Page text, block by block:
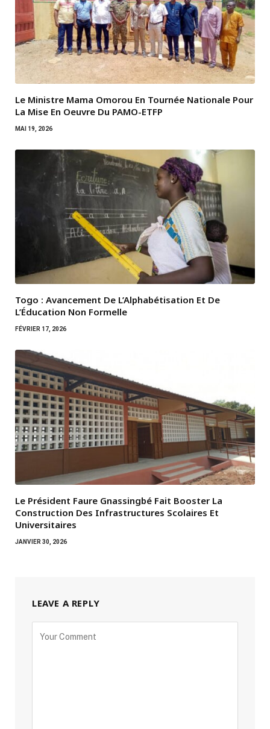
Le Ministre Mama Omorou En Tournée Nationale Pour
La Mise En Oeuvre Du PAMO-ETFP
MAI 19, 2026
Togo : Avancement De L’Alphabétisation Et De
L’Éducation Non Formelle
FÉVRIER 17, 2026
Le Président Faure Gnassingbé Fait Booster La
Construction Des Infrastructures Scolaires Et
Universitaires
JANVIER 30, 2026
LEAVE A REPLY